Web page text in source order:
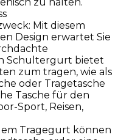
zu halten.
Mit diesem
Design erwartet Sie
Schultergurt bietet
zum tragen, wie als
oder Tragetasche
Tasche für den
Sport, Reisen,
Tragegurt können